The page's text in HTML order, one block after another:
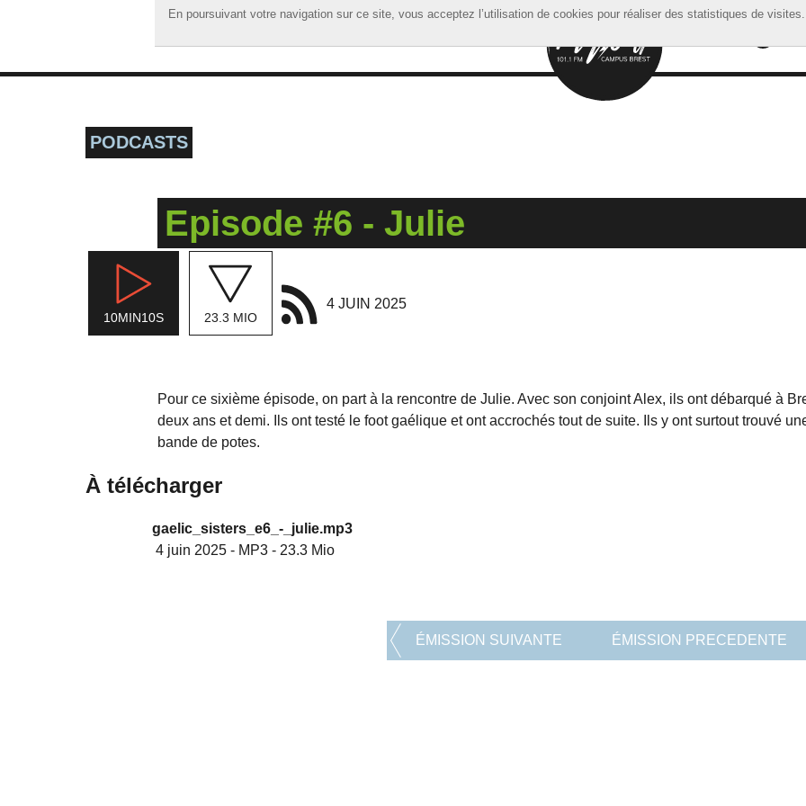
En poursuivant votre navigation sur ce site, vous acceptez l’utilisation de cookies pour réaliser des statistiques de visites.
En poursuivant votre navigation sur ce site, vous acceptez l’utilisation de cookies pour réaliser des statistiques de visites.
ACCUEIL
PODCASTS
Episode #6 - Julie
10MIN10S 23.3 MIO
4 JUIN 2025
Pour ce sixième épisode, on part à la rencontre de Julie. Avec son conjoint Alex, ils ont débarqué à
deux ans et demi. Ils ont testé le foot gaélique et ont accrochés tout de suite. Ils y ont surtout trouvé
bande de potes.
À télécharger
gaelic_sisters_e6_-_julie.mp3
4 juin 2025 - MP3 - 23.3 Mio
ÉMISSION SUIVANTE ÉMISSION PRECEDENTE